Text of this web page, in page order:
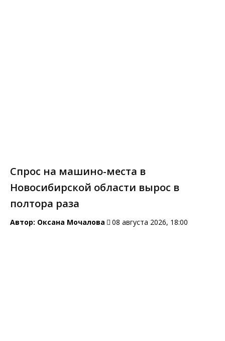
Спрос на машино-места в
Новосибирской области вырос в
полтора раза
Автор: Оксана Мочалова 08 августа 2026, 18:00